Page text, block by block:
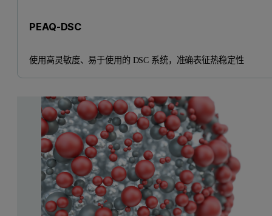
PEAQ-DSC
使用高灵敏度、易于使用的 DSC 系统，准确表征热稳定性